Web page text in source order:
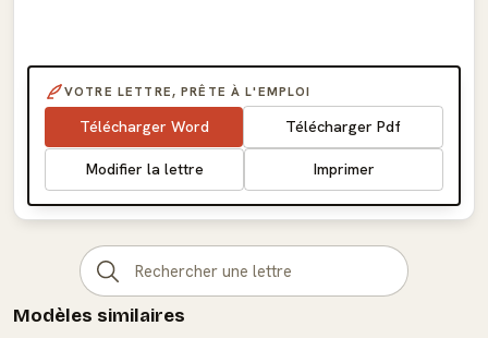
VOTRE LETTRE, PRÊTE À L'EMPLOI
Télécharger Word Télécharger Pdf
Modifier la lettre Imprimer
Modèles similaires